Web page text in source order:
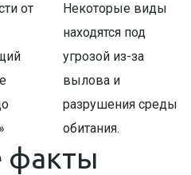
от
Некоторые виды
находятся под
угрозой из-за
вылова и
разрушения среды
обитания.
факты